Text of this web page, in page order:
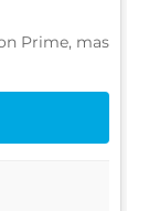
Prime, mas